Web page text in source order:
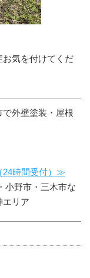
お気を付けてくだ
外壁塗装・屋根
24時間受付）≫
小野市・三木市な
エリア